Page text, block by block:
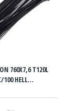
760X7,6 T120L
100 HELL...